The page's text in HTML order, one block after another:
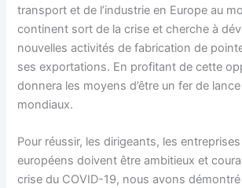
transport et de l’industrie en Europe au
continent sort de la crise et cherche à
nouvelles activités de fabrication de
ses exportations. En profitant de cette
donnera les moyens d’être un fer de
mondiaux.
Pour réussir, les dirigeants, les
européens doivent être ambitieux et
crise du COVID-19, nous avons